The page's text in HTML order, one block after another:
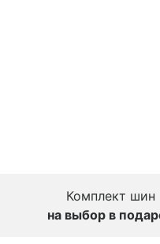
Комплект шин
на выбор в